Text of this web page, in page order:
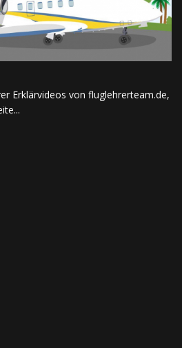
Erklärvideos von fluglehrerteam.de,